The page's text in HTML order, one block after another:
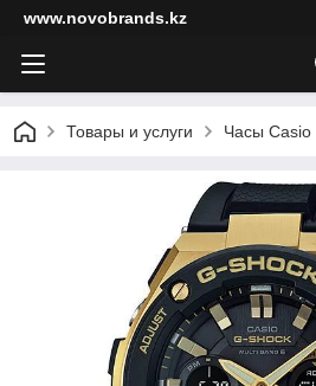
www.novobrands.kz
Товары и услуги Часы Casio